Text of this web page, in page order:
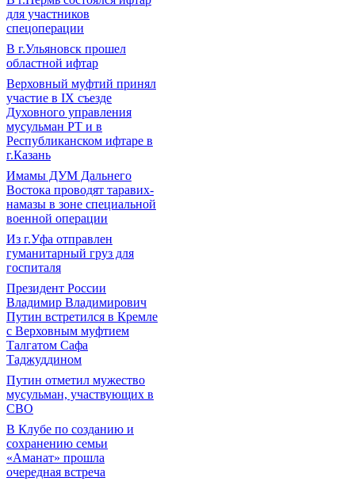
для участников
спецоперации
В г.Ульяновск прошел
областной ифтар
Верховный муфтий принял
участие в IХ съезде
Духовного управления
мусульман РТ и в
Республиканском ифтаре в
г.Казань
Имамы ДУМ Дальнего
Востока проводят таравих-
намазы в зоне специальной
военной операции
Из г.Уфа отправлен
гуманитарный груз для
госпиталя
Президент России
Владимир Владимирович
Путин встретился в Кремле
с Верховным муфтием
Талгатом Сафа
Таджуддином
Путин отметил мужество
мусульман, участвующих в
СВО
В Клубе по созданию и
сохранению семьи
«Аманат» прошла
очередная встреча